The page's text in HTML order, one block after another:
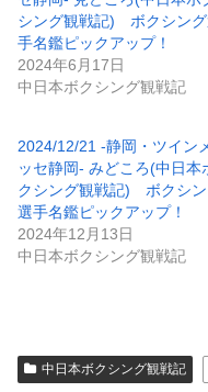
シング観戦記) ボクシング
手名鑑ピックアップ！
2024年6月17日
中日本ボクシング観戦記
2024/12/21 -静岡・ツイン
ッセ静岡- みどころ(中日本
クシング観戦記) ボクシ
選手名鑑ピックアップ！
2024年12月13日
中日本ボクシング観戦記
中日本ボクシング観戦記